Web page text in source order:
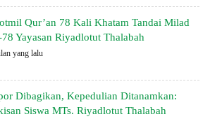
Qur’an 78 Kali Khatam Tandai Milad
Yayasan Riyadlotut Thalabah
yang lalu
Dibagikan, Kepedulian Ditanamkan:
Siswa MTs. Riyadlotut Thalabah